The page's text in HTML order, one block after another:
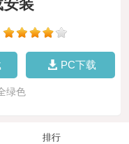
安装
PC下载
绿色
排行